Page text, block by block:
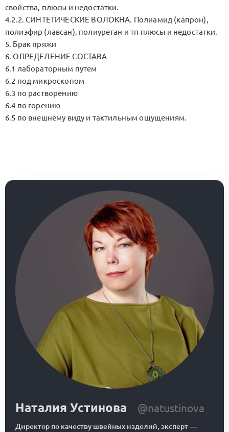
свойства, плюсы и недостатки.
4.2.2. СИНТЕТИЧЕСКИЕ ВОЛОКНА. Полиамид (капрон),
полиэфир (лавсан), полиуретан и тп плюсы и недостатки.
5. Брак пряжи
6. ОПРЕДЕЛЕНИЕ СОСТАВА
6.1 лабораторным путем
6.2 под микроскопом
6.3 по растворению
6.4 по горению
6.5 по внешнему виду и тактильным ощущениям.
Наталия Устинова @natustinova
Директор по качеству швейных изделий, эксперт—